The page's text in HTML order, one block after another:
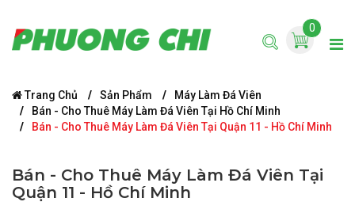
0
Trang Chủ Sản Phẩm
Máy Làm Đá Viên
Bán - Cho Thuê Máy Làm Đá Viên Tại Hồ Chí Minh
Bán - Cho Thuê Máy Làm Đá Viên Tại Quận 11 - Hồ Chí Minh
Bán - Cho Thuê Máy Làm Đá Viên Tại
Quận 11 - Hồ Chí Minh